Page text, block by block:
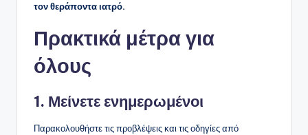
τον θεράποντα ιατρό.
Πρακτικά μέτρα για
όλους
1. Μείνετε ενημερωμένοι
Παρακολουθήστε τις προβλέψεις και τις οδηγίες από